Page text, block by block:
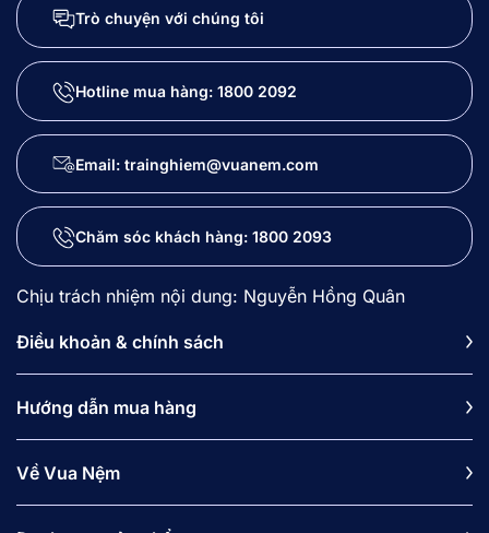
Trò chuyện với chúng tôi
Hotline mua hàng: 1800 2092
Email: trainghiem@vuanem.com
Chăm sóc khách hàng: 1800 2093
Chịu trách nhiệm nội dung: Nguyễn Hồng Quân
Điều khoản & chính sách
Hướng dẫn mua hàng
Về Vua Nệm